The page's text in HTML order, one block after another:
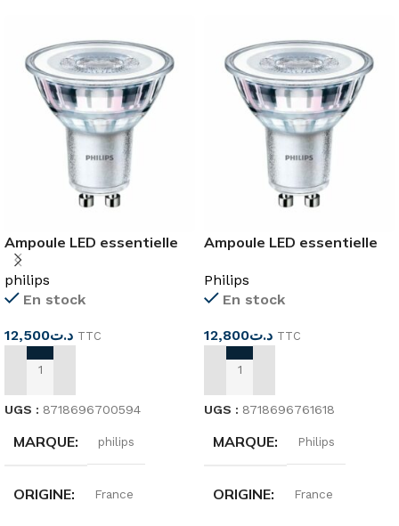
Ampoule LED essentielle
4,6-50 W GU10 827
philips
En stock
د.ت12,500 TTC
AJOUTER AU PANIER
UGS : 8718696700594
MARQUE philips
ORIGINE France
Ampoule LED essentielle
Philips
En stock
د.ت12,800 TTC
AJOUTER AU PANIER
UGS : 8718696761618
MARQUE Philips
ORIGINE France